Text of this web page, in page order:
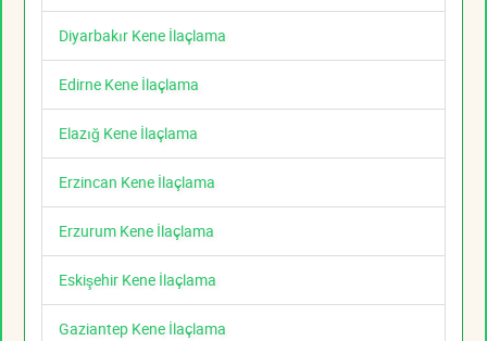
Diyarbakır Kene İlaçlama
Edirne Kene İlaçlama
Elazığ Kene İlaçlama
Erzincan Kene İlaçlama
Erzurum Kene İlaçlama
Eskişehir Kene İlaçlama
Gaziantep Kene İlaçlama